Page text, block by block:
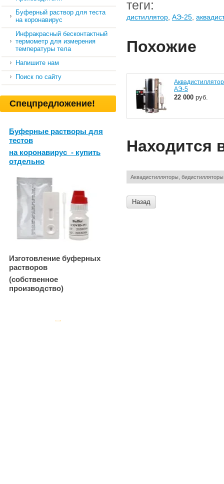
теги:
дистиллятор АЭ-25
Похожие
Аквадистиллятор
АЭ-5
22 000 руб.
Находится
Аквадистилляторы,
Назад
Буферный раствор для теста
на коронавирус
Инфракрасный бесконтактный
термометр для измерения
температуры тела
Напишите нам
Поиск по сайту
Спецпредложение!
Буферные растворы для
тестов
на коронавирус - купить
отдельно
Изготовление буферных
растворов
(собственное
производство)